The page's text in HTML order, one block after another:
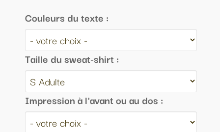
Couleurs du texte :
Taille du sweat-shirt :
Impression à l'avant ou au dos :